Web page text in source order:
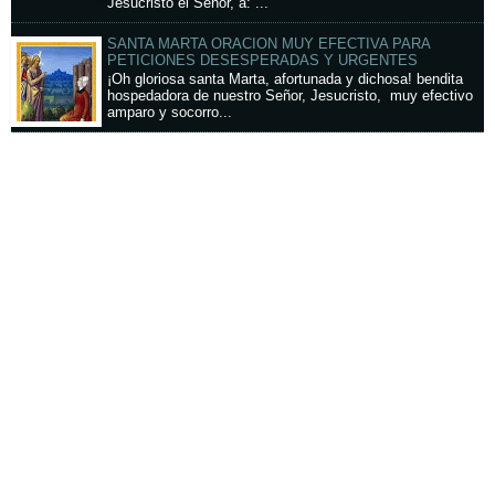
Jesucristo el Señor, a: ...
SANTA MARTA ORACION MUY EFECTIVA PARA
PETICIONES DESESPERADAS Y URGENTES
¡Oh gloriosa santa Marta, afortunada y dichosa! bendita
hospedadora de nuestro Señor, Jesucristo, muy efectivo
amparo y socorro...